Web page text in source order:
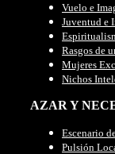
Vuelo e
Juventud e
Rasgos de
Mujeres
Nichos
AZAR Y
Escenario
Pulsión